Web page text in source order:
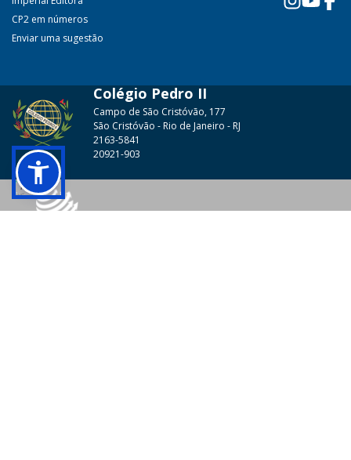
CP2 em números
Enviar uma sugestão
Colégio Pedro II
Campo de São Cristóvão, 177
São Cristóvão - Rio de Janeiro - RJ
2163-5841
20921-903